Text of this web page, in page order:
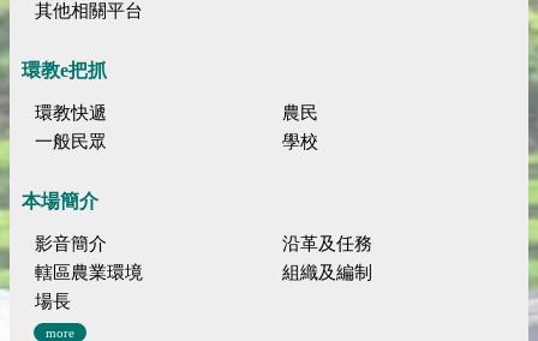
其他相關平台
環教e把抓
環教快遞
農民
一般民眾
學校
本場簡介
影音簡介
沿革及任務
轄區農業環境
組織及編制
場長
more